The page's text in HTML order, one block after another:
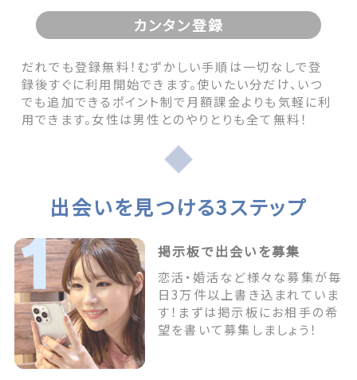
カンタン登録
だれでも登録無料！むずかしい手順は一切なしで登
録後すぐに利用開始できます。使いたい分だけ、いつ
でも追加できるポイント制で月額課金よりも気軽に利
用できます。女性は男性とのやりとりも全て無料！
出会いを見つける3ステップ
掲示板で出会いを募集
恋活・婚活など様々な募集が毎
日3万件以上書き込まれていま
す！まずは掲示板にお相手の希
望を書いて募集しましょう！